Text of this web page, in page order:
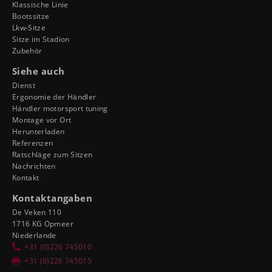
Klassische Linie
Bootssitze
Lkw-Sitze
Sitze im Stadion
Zubehör
Siehe auch
Dienst
Ergonomie der Händler
Händler motorsport tuning
Montage vor Ort
Herunterladen
Referenzen
Ratschläge zum Sitzen
Nachrichten
Kontakt
Kontaktangaben
De Veken 110
1716 KG Opmeer
Niederlande
+31 (0)226 745010
+31 (0)226 745015